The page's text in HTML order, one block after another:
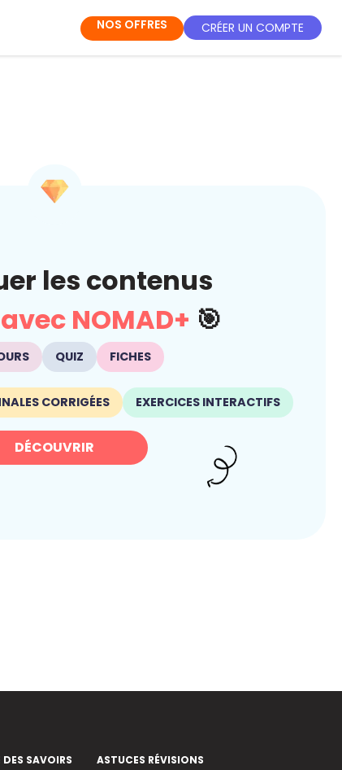
NOS OFFRES CRÉER UN COMPTE
les contenus
avec NOMAD+ 🎯
QUIZ FICHES
CORRIGÉES EXERCICES INTERACTIFS
DÉCOUVRIR
SAVOIRS
ASTUCES RÉVISIONS